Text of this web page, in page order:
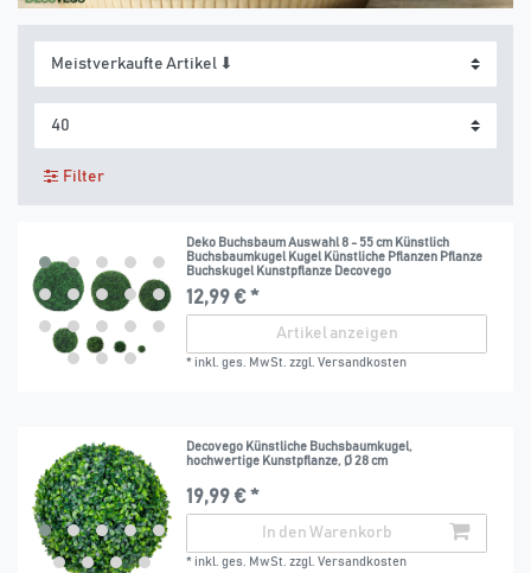
Filter
Deko Buchsbaum Auswahl 8 - 55 cm Künstlich
Buchsbaumkugel Kugel Künstliche Pflanzen Pflanze
Buchskugel Kunstpflanze Decovego
12,99 € *
Artikel anzeigen
* inkl. ges. MwSt. zzgl.Versandkosten
Decovego Künstliche Buchsbaumkugel,
hochwertige Kunstpflanze, Ø 28 cm
19,99 € *
In den Warenkorb
* inkl. ges. MwSt. zzgl.Versandkosten